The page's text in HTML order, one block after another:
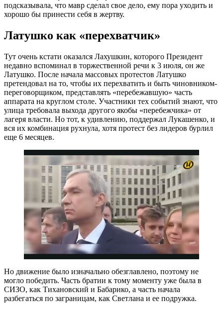
подсказывала, что мавр сделал свое дело, ему пора уходить и
хорошо бы принести себя в жертву.
Латушко как «перехватчик»
Тут очень кстати оказался Лахушкин, которого Президент
недавно вспоминал в торжественной речи к 3 июля, он же
Латушко. После начала массовых протестов Латушко
претендовал на то, чтобы их перехватить и быть чиновником-
переговорщиком, представлять «перебежавшую» часть
аппарата на круглом столе. Участники тех событий знают, что
улица требовала выхода другого якобы «перебежчика» от
лагеря власти. Но тот, к удивлению, поддержал Лукашенко, и
вся их комбинация рухнула, хотя протест без лидеров бурлил
еще 6 месяцев.
Но движение было изначально обезглавлено, поэтому не
могло победить. Часть братии к тому моменту уже была в
СИЗО, как Тихановский и Бабарико, а часть начала
разбегаться по заграницам, как Светлана и ее подружка.